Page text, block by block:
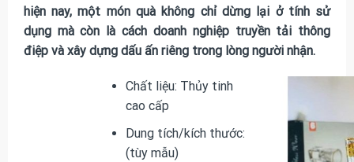
hiện nay, một món quà không chỉ dừng lại ở tính sử
dụng mà còn là cách doanh nghiệp truyền tải thông
điệp và xây dựng dấu ấn riêng trong lòng người nhận.
Chất liệu: Thủy tinh
cao cấp
Dung tích/kích thước:
(tùy mẫu)